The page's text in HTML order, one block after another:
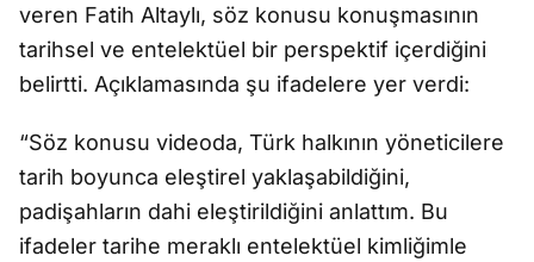
veren Fatih Altaylı, söz konusu konuşmasının
tarihsel ve entelektüel bir perspektif içerdiğini
belirtti. Açıklamasında şu ifadelere yer verdi:
“Söz konusu videoda, Türk halkının yöneticilere
tarih boyunca eleştirel yaklaşabildiğini,
padişahların dahi eleştirildiğini anlattım. Bu
ifadeler tarihe meraklı entelektüel kimliğimle